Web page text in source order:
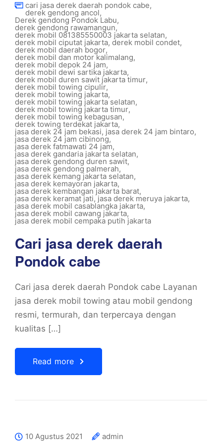
cari jasa derek daerah pondok cabe,
derek gendong ancol,
Derek gendong Pondok Labu,
derek gendong rawamangun,
derek mobil 081385550003 jakarta selatan,
derek mobil ciputat jakarta, derek mobil condet,
derek mobil daerah bogor,
derek mobil dan motor kalimalang,
derek mobil depok 24 jam,
derek mobil dewi sartika jakarta,
derek mobil duren sawit jakarta timur,
derek mobil towing cipulir,
derek mobil towing jakarta,
derek mobil towing jakarta selatan,
derek mobil towing jakarta timur,
derek mobil towing kebagusan,
derek towing terdekat jakarta,
jasa derek 24 jam bekasi, jasa derek 24 jam bintaro,
jasa derek 24 jam cibinong,
jasa derek fatmawati 24 jam,
jasa derek gandaria jakarta selatan,
jasa derek gendong duren sawit,
jasa derek gendong palmerah,
jasa derek kemang jakarta selatan,
jasa derek kemayoran jakarta,
jasa derek kembangan jakarta barat,
jasa derek keramat jati,jasa derek meruya jakarta,
jasa derek mobil casablangka jakarta,
jasa derek mobil cawang jakarta,
jasa derek mobil cempaka putih jakarta
Cari jasa derek daerah
Pondok cabe
Cari jasa derek daerah Pondok cabe Layanan
jasa derek mobil towing atau mobil gendong
resmi, termurah, dan terpercaya dengan
kualitas […]
Read more
10 Agustus 2021
admin